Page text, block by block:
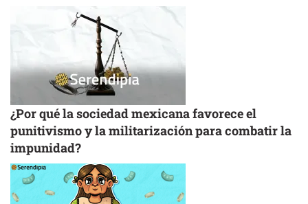
¿Por qué la sociedad mexicana favorece el
punitivismo y la militarización para combatir la
impunidad?